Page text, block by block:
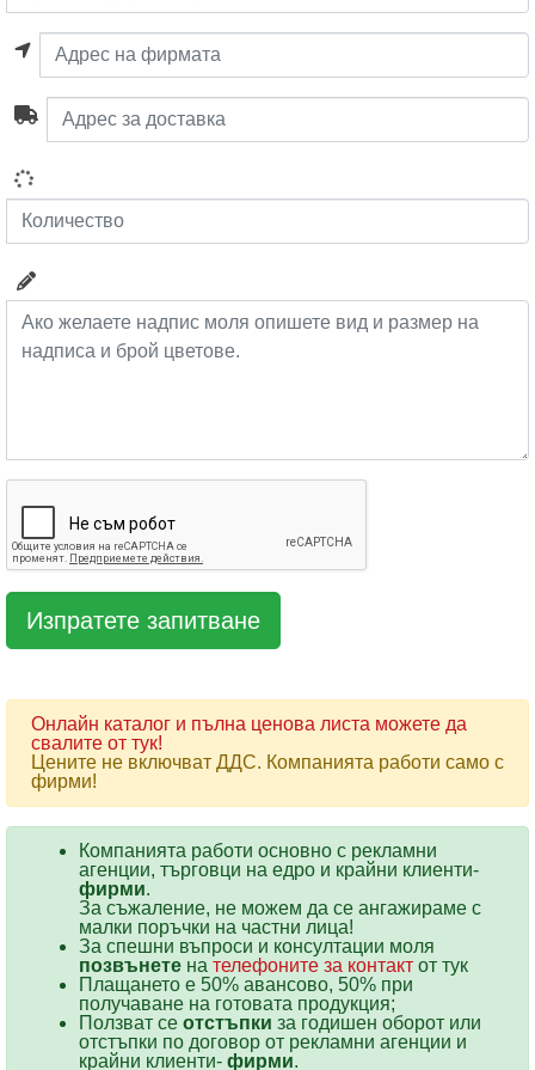
Онлайн каталог и пълна ценова листа можете да
свалите от тук!
Цените не включват ДДС. Компанията работи само с
фирми!
Компанията работи основно с рекламни
агенции, търговци на едро и крайни клиенти-
фирми.
За съжаление, не можем да се ангажираме с
малки поръчки на частни лица!
За спешни въпроси и консултации моля
позвънете на телефоните за контакт от тук
Плащането е 50% авансово, 50% при
получаване на готовата продукция;
Ползват се отстъпки за годишен оборот или
отстъпки по договор от рекламни агенции и
крайни клиенти- фирми.